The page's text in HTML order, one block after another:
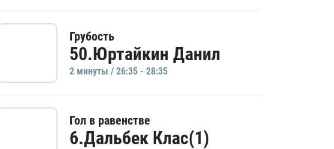
Грубость
50.Юртайкин Данил
2 минуты / 26:35 - 28:35
Гол в равенстве
6.Дальбек Клас(1)